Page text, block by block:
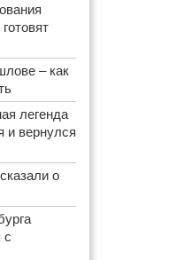
– как
легенда
и вернулся
о
с